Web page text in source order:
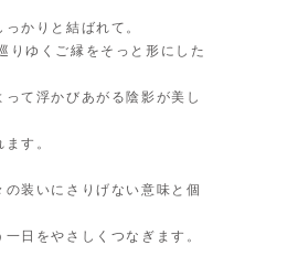
かりと結ばれて。
りゆくご縁をそっと形にした
て浮かびあがる陰影が美し
す。
装いにさりげない意味と個
日をやさしくつなぎます。